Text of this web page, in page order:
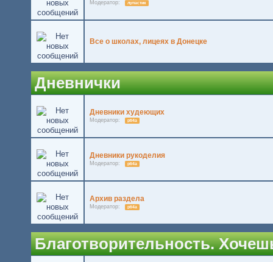
Модератор: лупастик
Все о школах, лицеях в Донецке
Дневнички
Дневники худеющих
Модератор: pti4a
Дневники рукоделия
Модератор: pti4a
Архив раздела
Модератор: pti4a
Благотворительность.